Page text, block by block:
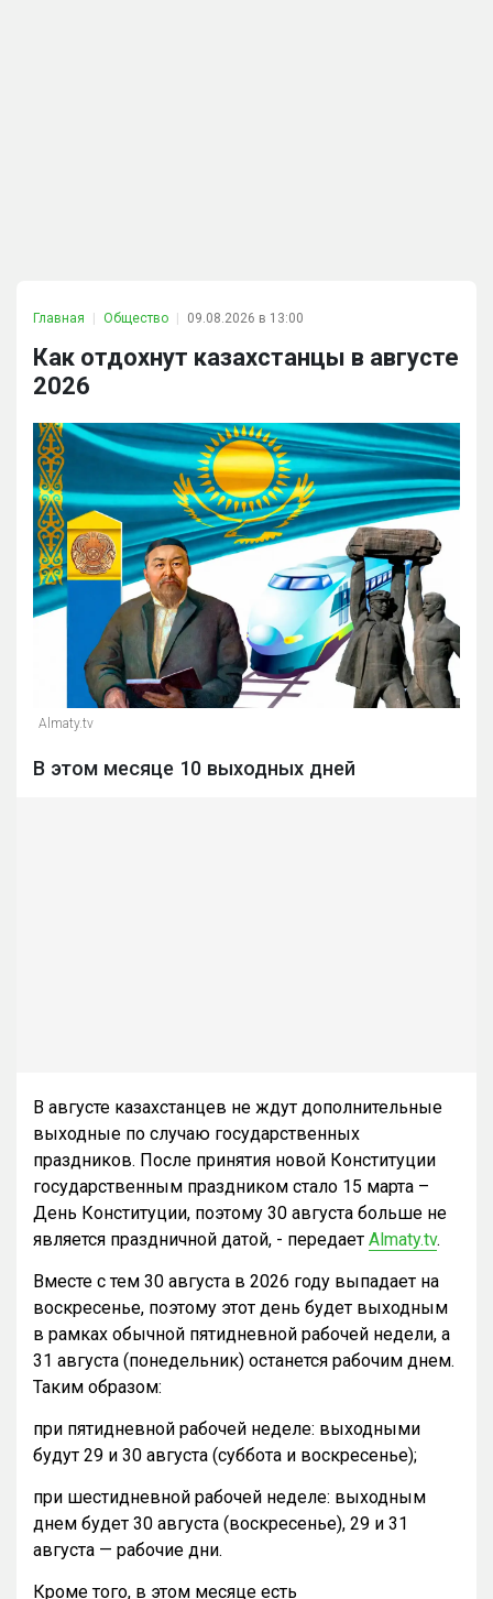
Главная Общество 09.08.2026 в 13:00
Как отдохнут казахстанцы в августе
2026
Almaty.tv
В этом месяце 10 выходных дней
В августе казахстанцев не ждут дополнительные
выходные по случаю государственных
праздников. После принятия новой Конституции
государственным праздником стало 15 марта –
День Конституции, поэтому 30 августа больше не
является праздничной датой, - передает Almaty.tv.
Вместе с тем 30 августа в 2026 году выпадает на
воскресенье, поэтому этот день будет выходным
в рамках обычной пятидневной рабочей недели, а
31 августа (понедельник) останется рабочим днем.
Таким образом:
при пятидневной рабочей неделе: выходными
будут 29 и 30 августа (суббота и воскресенье);
при шестидневной рабочей неделе: выходным
днем будет 30 августа (воскресенье), 29 и 31
августа — рабочие дни.
Кроме того, в этом месяце есть